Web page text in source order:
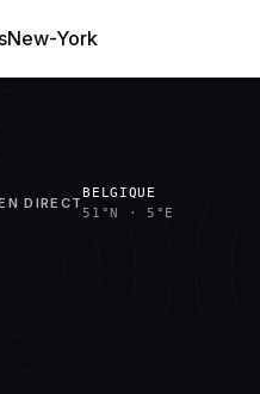
New-York
DIRECT
BELGIQUE
51°N
·5°E